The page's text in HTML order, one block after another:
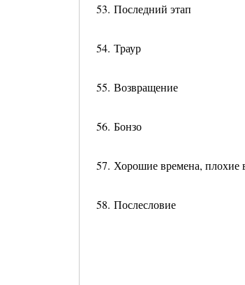
53. Последний этап
54. Траур
55. Возвращение
56. Бонзо
57. Хорошие времена, плохие
58. Послесловие